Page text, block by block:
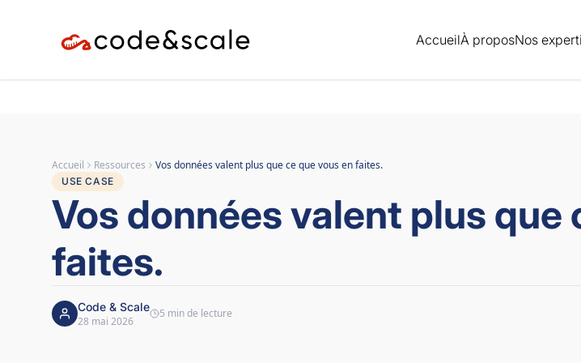
AccueilÀ proposNos
Accueil Ressources Vos données valent plus que ce que vous en faites.
USE CASE
Vos données valent plus que
faites.
Code & Scale
28 mai 2026
5 min de lecture